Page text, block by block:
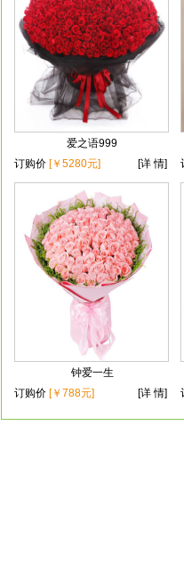
爱之语999
订购价 [￥5280元] [详 情]
钟爱一生
订购价 [￥788元] [详 情]